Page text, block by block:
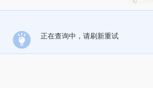
正在查询中，请刷新重试